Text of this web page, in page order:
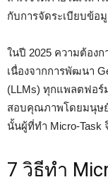
กับการจัดระเบียบข้อ
ในปี 2025 ความต้องก
เนื่องจากการพัฒนา
(LLMs) ทุกแพลตฟอร์
สอบคุณภาพโดยมนุษย์
นั้นผู้ที่ทำ Micro-Task
7 วิธีทำ